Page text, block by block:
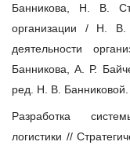
Банникова, Н. В.
организации / Н. В.
деятельности
Банникова, А. Р.
ред. Н. В.
Разработка
логистики //